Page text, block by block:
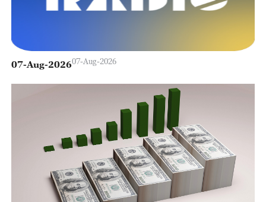
07-Aug-202607-Aug-2026